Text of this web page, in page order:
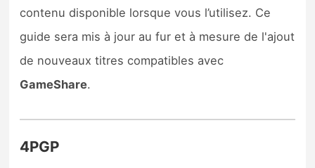
contenu disponible lorsque vous l’utilisez. Ce
guide sera mis à jour au fur et à mesure de l'ajout
de nouveaux titres compatibles avec
GameShare.
4PGP